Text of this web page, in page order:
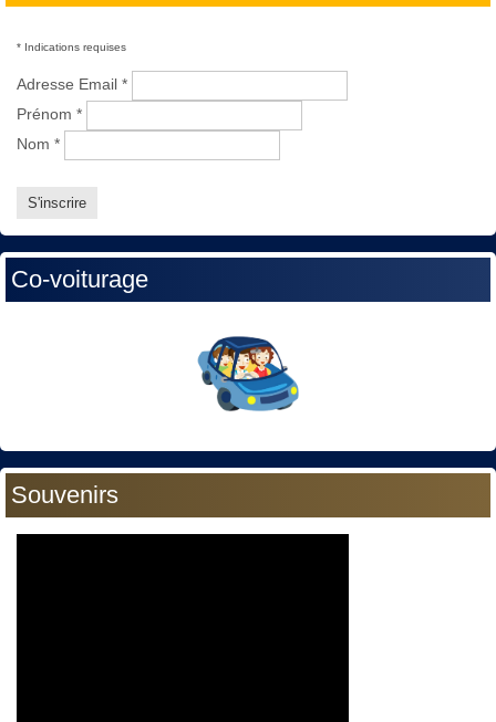
* Indications requises
Adresse Email *
Prénom *
Nom *
Co-voiturage
Souvenirs